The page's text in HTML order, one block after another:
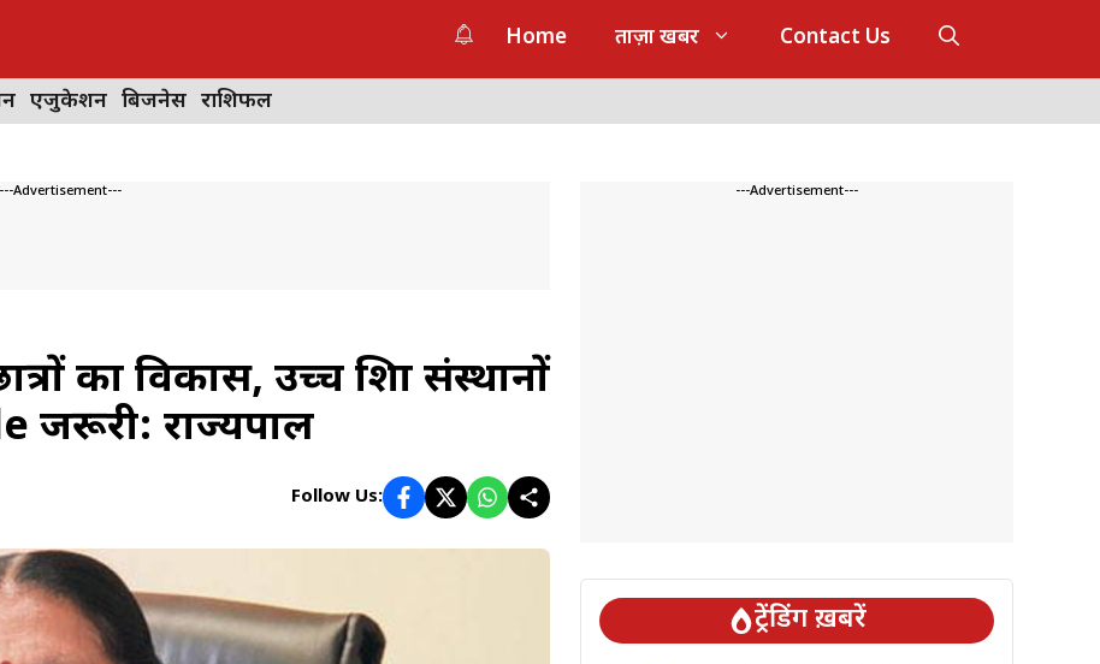
Home ताज़ा खबर Contact Us
एजुकेशन बिजनेस राशिफल
---Advertisement---
का विकास, उच्च शिक्षा संस्थानों
जरूरी: राज्यपाल
Follow Us:
---Advertisement---
ट्रेंडिंग ख़बरें